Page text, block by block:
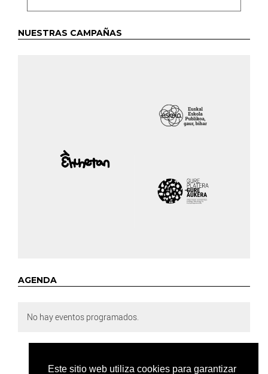
Este sitio web utiliza cookies para garantizar
NUESTRAS CAMPAÑAS
AGENDA
No hay eventos programados.